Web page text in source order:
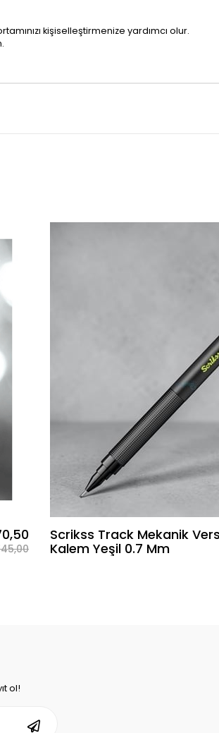
kişiselleştirmenize yardımcı olur.
Scrikss Track Mekanik
Kalem Yeşil 0.7 Mm
ol!